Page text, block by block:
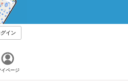
グイン
イページ